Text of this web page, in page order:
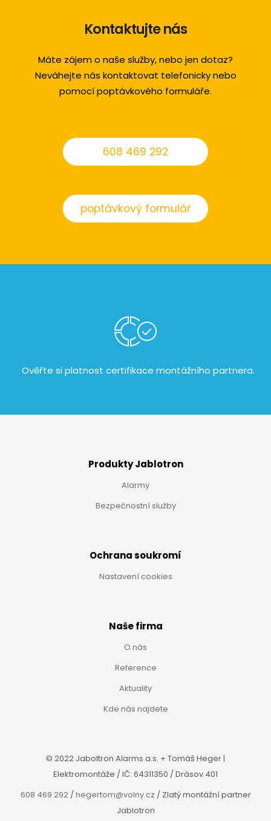
Kontaktujte nás
Máte zájem o naše služby, nebo jen dotaz?
Neváhejte nás kontaktovat telefonicky nebo
pomocí poptávkového formuláře.
608 469 292
poptávkový formulář
Ověřte si platnost certifikace montážního partnera.
Produkty Jablotron
Alarmy
Bezpečnostní služby
Ochrana soukromí
Nastavení cookies
Naše firma
O nás
Reference
Aktuality
Kde nás najdete
© 2022 Jaboltron Alarms a.s. + Tomáš Heger |
Elektromontáže / IČ: 64311350 / Drásov 401
608 469 292 / hegertom@volny.cz / Zlatý montážní partner
Jablotron